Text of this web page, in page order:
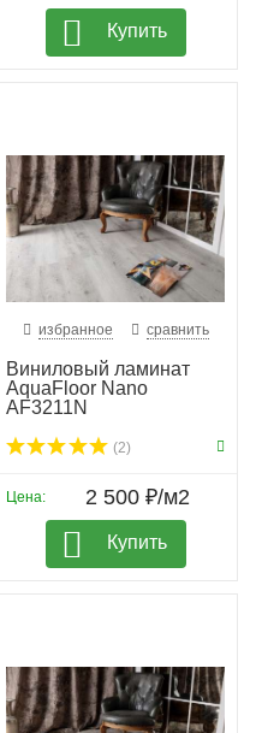
Купить
избранное сравнить
Виниловый ламинат
AquaFloor Nano
AF3211N
(2)
Цена: 2 500 ₽/м2
Купить